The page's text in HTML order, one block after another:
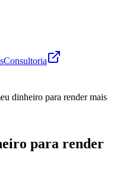
Consultoria
dinheiro para render mais
para render